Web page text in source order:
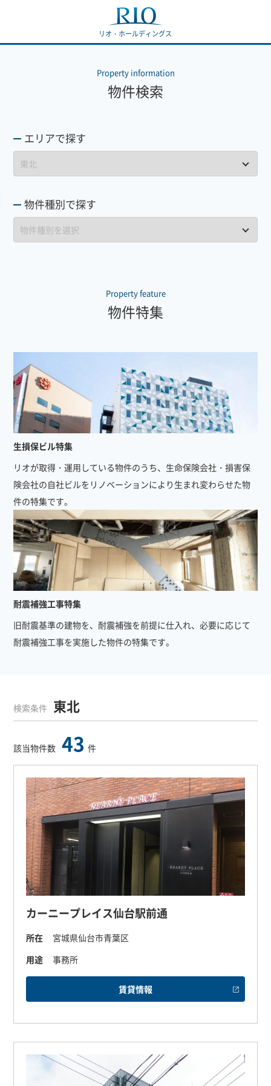
リオ・ホールディングス
Property information
物件検索
エリアで探す
物件種別で探す
Property feature
物件特集
生損保ビル特集
リオが取得・運用している物件のうち、生命保険会社・損害保
険会社の自社ビルをリノベーションにより生まれ変わらせた物
件の特集です。
耐震補強工事特集
旧耐震基準の建物を、耐震補強を前提に仕入れ、必要に応じて
耐震補強工事を実施した物件の特集です。
検索条件 東北
該当物件数 43 件
カーニープレイス仙台駅前通
所在
宮城県仙台市青葉区
用途
事務所
賃貸情報